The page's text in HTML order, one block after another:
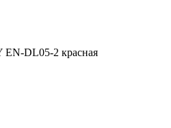
EN-DL05-2 красная